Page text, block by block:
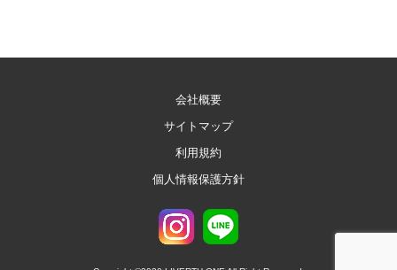
会社概要
サイトマップ
利用規約
個人情報保護方針